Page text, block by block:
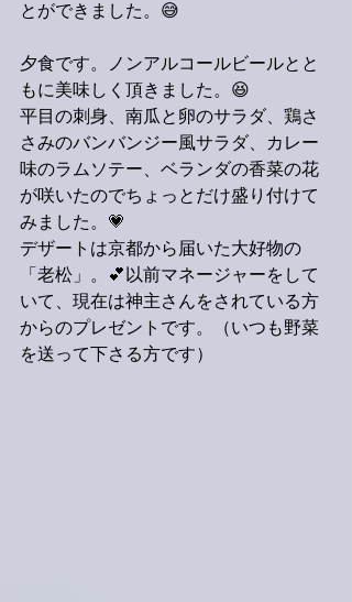
とができました。😅
夕食です。ノンアルコールビールとと
もに美味しく頂きました。😆
平目の刺身、南瓜と卵のサラダ、鶏さ
さみのバンバンジー風サラダ、カレー
味のラムソテー、ベランダの香菜の花
が咲いたのでちょっとだけ盛り付けて
みました。💗
デザートは京都から届いた大好物の
「老松」。💕以前マネージャーをして
いて、現在は神主さんをされている方
からのプレゼントです。（いつも野菜
を送って下さる方です）